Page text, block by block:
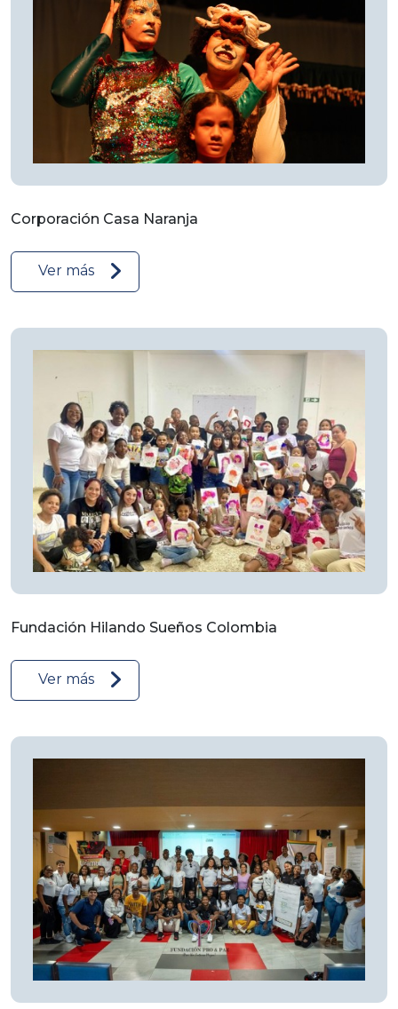
Corporación Casa Naranja
Ver más
Fundación Hilando Sueños Colombia
Ver más